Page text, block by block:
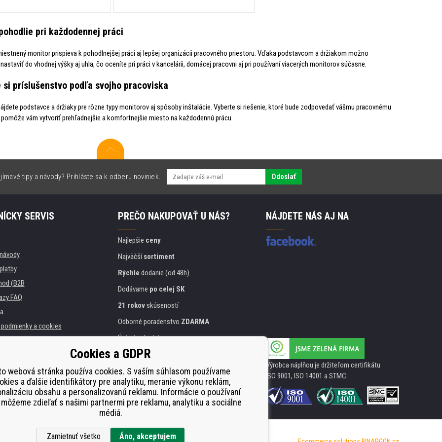
pri každodennej práci
monitor prispieva k pohodlnejšej práci aj lepšej organizácii pracovného priestoru. Vďaka podstavcom a držiakom možno
do vhodnej výšky aj uhla, čo oceníte pri práci v kancelárii, domácej pracovni aj pri používaní viacerých monitorov súčasne.
si príslušenstvo podľa svojho pracoviska
podstavce a držiaky pre rôzne typy monitorov aj spôsoby inštalácie. Vyberte si riešenie, ktoré bude zodpovedať vášmu pracovnému
vám vytvoriť prehľadnejšie a komfortnejšie miesto na každodennú prácu.
tipy a návody? Prihláste sa k odberu noviniek. Odoslať
SERVIS
(B2B
FAQ
a cookies
od smlouvy
PREČO NAKUPOVAŤ U NÁS?
Najlepšie ceny
Najväčšísortiment
Rýchle dodanie (od 48h)
Dodávame po celej SK
21 rokovskúseností
Odborné poradenstvo ZDARMA
Ústretový prístup
Zlatýcertifikát
Bezpečnéon-line platby
NÁJDETE NÁS AJ NA
Výrobca náplňou je držiteľom certifikátu
ISO 9001, ISO 14001 a STMC.
Cookies a GDPR
webová stránka používa cookies. S vaším súhlasom používame
a ďalšie identifikátory pre analytiku, meranie výkonu reklám,
obsahu a personalizovanú reklamu. Informácie o používaní
zdieľať s našimi partnermi pre reklamu, analytiku a sociálne
médiá.
Zamietnuť všetko Áno, akceptujem